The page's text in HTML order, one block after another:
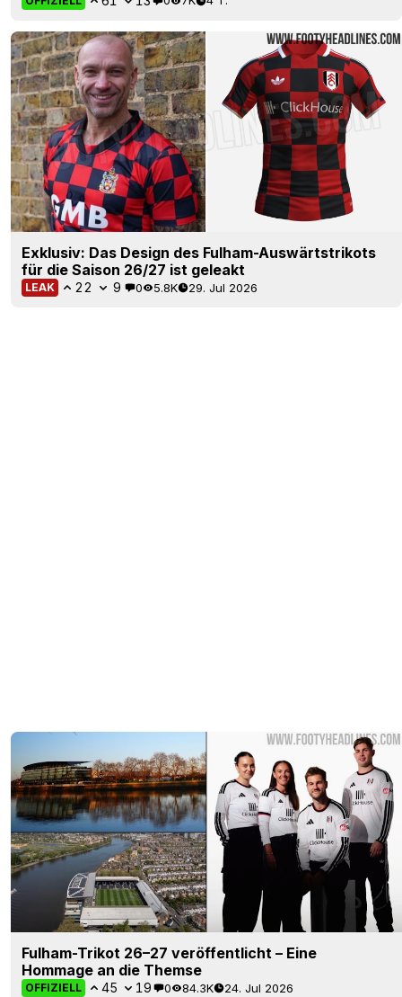
Exklusiv: Das Design des Fulham-Auswärtstrikots
für die Saison 26/27 ist geleakt
LEAK 22 9 0 5.8K 29. Jul 2026
Fulham-Trikot 26–27 veröffentlicht – Eine
Hommage an die Themse
OFFIZIELL 45 19 0 84.3K 24. Jul 2026